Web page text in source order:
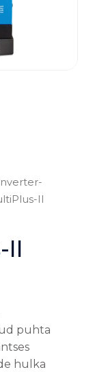
Inverter-
II
II
puhta
hulka